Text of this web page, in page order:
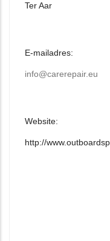
Ter Aar
E-mailadres:
info@carerepair.eu
Website:
http://